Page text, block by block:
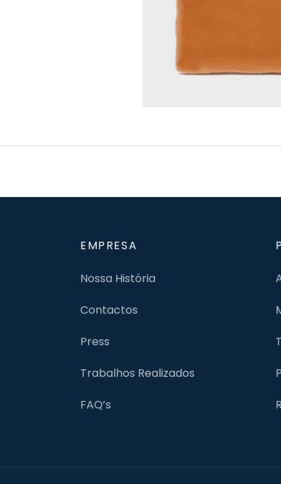
EMPRESA
Nossa História
Contactos
Press
Trabalhos Realizados
FAQ’s